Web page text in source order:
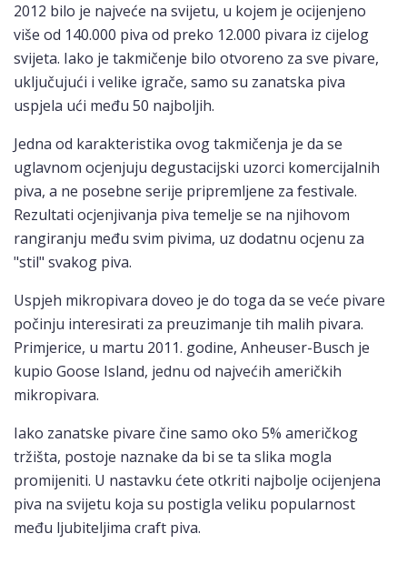
2012 bilo je najveće na svijetu, u kojem je ocijenjeno
više od 140.000 piva od preko 12.000 pivara iz cijelog
svijeta. Iako je takmičenje bilo otvoreno za sve pivare,
uključujući i velike igrače, samo su zanatska piva
uspjela ući među 50 najboljih.
Jedna od karakteristika ovog takmičenja je da se
uglavnom ocjenjuju degustacijski uzorci komercijalnih
piva, a ne posebne serije pripremljene za festivale.
Rezultati ocjenjivanja piva temelje se na njihovom
rangiranju među svim pivima, uz dodatnu ocjenu za
"stil" svakog piva.
Uspjeh mikropivara doveo je do toga da se veće pivare
počinju interesirati za preuzimanje tih malih pivara.
Primjerice, u martu 2011. godine, Anheuser-Busch je
kupio Goose Island, jednu od najvećih američkih
mikropivara.
Iako zanatske pivare čine samo oko 5% američkog
tržišta, postoje naznake da bi se ta slika mogla
promijeniti. U nastavku ćete otkriti najbolje ocijenjena
piva na svijetu koja su postigla veliku popularnost
među ljubiteljima craft piva.